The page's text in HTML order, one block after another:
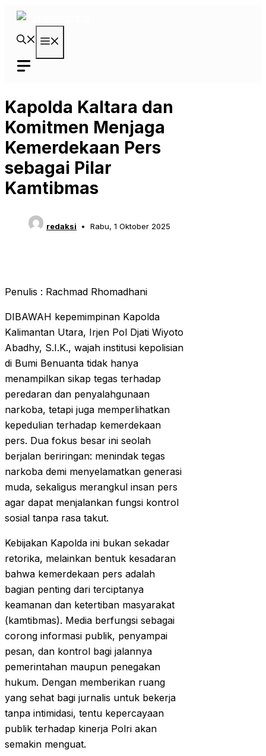
Langsung
Kapolda Kaltara dan
Komitmen Menjaga
Kemerdekaan Pers
sebagai Pilar
Kamtibmas
redaksi Rabu, 1 Oktober 2025
Penulis : Rachmad Rhomadhani
DIBAWAH kepemimpinan Kapolda
Kalimantan Utara, Irjen Pol Djati Wiyoto
Abadhy, S.I.K., wajah institusi kepolisian
di Bumi Benuanta tidak hanya
menampilkan sikap tegas terhadap
peredaran dan penyalahgunaan
narkoba, tetapi juga memperlihatkan
kepedulian terhadap kemerdekaan
pers. Dua fokus besar ini seolah
berjalan beriringan: menindak tegas
narkoba demi menyelamatkan generasi
muda, sekaligus merangkul insan pers
agar dapat menjalankan fungsi kontrol
sosial tanpa rasa takut.
Kebijakan Kapolda ini bukan sekadar
retorika, melainkan bentuk kesadaran
bahwa kemerdekaan pers adalah
bagian penting dari terciptanya
keamanan dan ketertiban masyarakat
(kamtibmas). Media berfungsi sebagai
corong informasi publik, penyampai
pesan, dan kontrol bagi jalannya
pemerintahan maupun penegakan
hukum. Dengan memberikan ruang
yang sehat bagi jurnalis untuk bekerja
tanpa intimidasi, tentu kepercayaan
publik terhadap kinerja Polri akan
semakin menguat.